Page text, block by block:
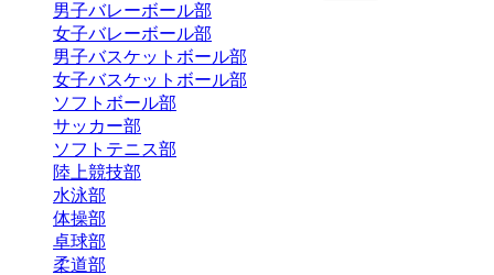
男子バレーボール部
女子バレーボール部
男子バスケットボール部
女子バスケットボール部
ソフトボール部
サッカー部
ソフトテニス部
陸上競技部
水泳部
体操部
卓球部
柔道部